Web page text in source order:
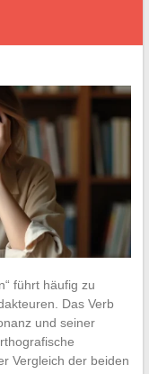
führt häufig zu
Das Verb
und seiner
Vergleich der beiden